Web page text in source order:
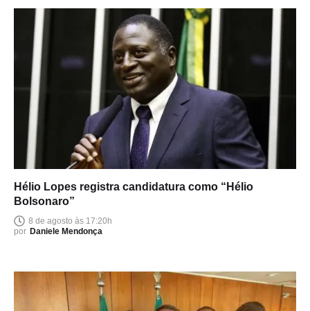
Hélio Lopes registra candidatura como “Hélio
Bolsonaro”
8 de agosto às 17:20h
por Daniele Mendonça